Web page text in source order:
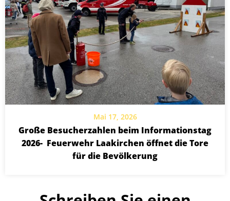
Mai 17, 2026
Große Besucherzahlen beim Informationstag
2026- Feuerwehr Laakirchen öffnet die Tore
für die Bevölkerung